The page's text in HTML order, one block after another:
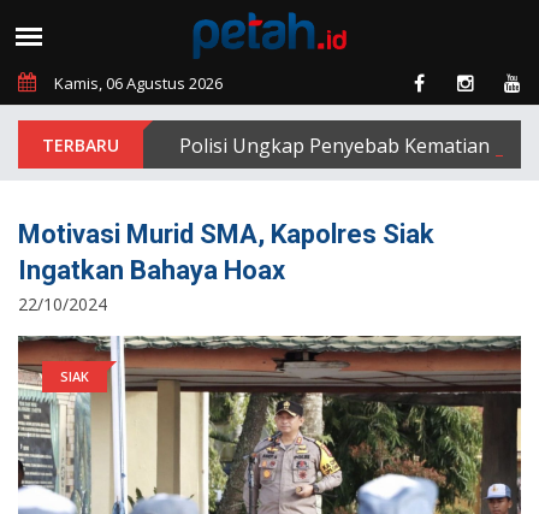
Kamis, 06 Agustus 2026
Polisi Ungkap Penyebab Kematian dr
Motivasi Murid SMA, Kapolres Siak
Ingatkan Bahaya Hoax
22/10/2024
SIAK